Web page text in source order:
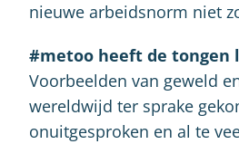
nieuwe arbeidsnorm niet
#metoo heeft de tongen
Voorbeelden van geweld
wereldwijd ter sprake
onuitgesproken en al te